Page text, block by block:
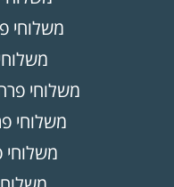
משלוחי
משלוחי
משלוחי
משלוחי